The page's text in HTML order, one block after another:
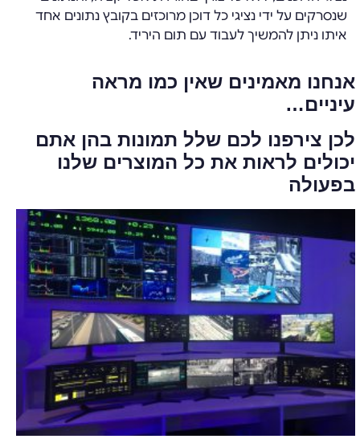
שנסרקים על ידי נציגי כל דוכן מרוכזים בקובץ נתונים אחד
איתו ניתן להמשיך לעבוד עם תום היריד.
אנחנו מאמינים שאין כמו מראה
עיניים…
לכן צירפנו לכם שלל תמונות בהן אתם
יכולים לראות את כל המוצרים שלנו
בפעולה